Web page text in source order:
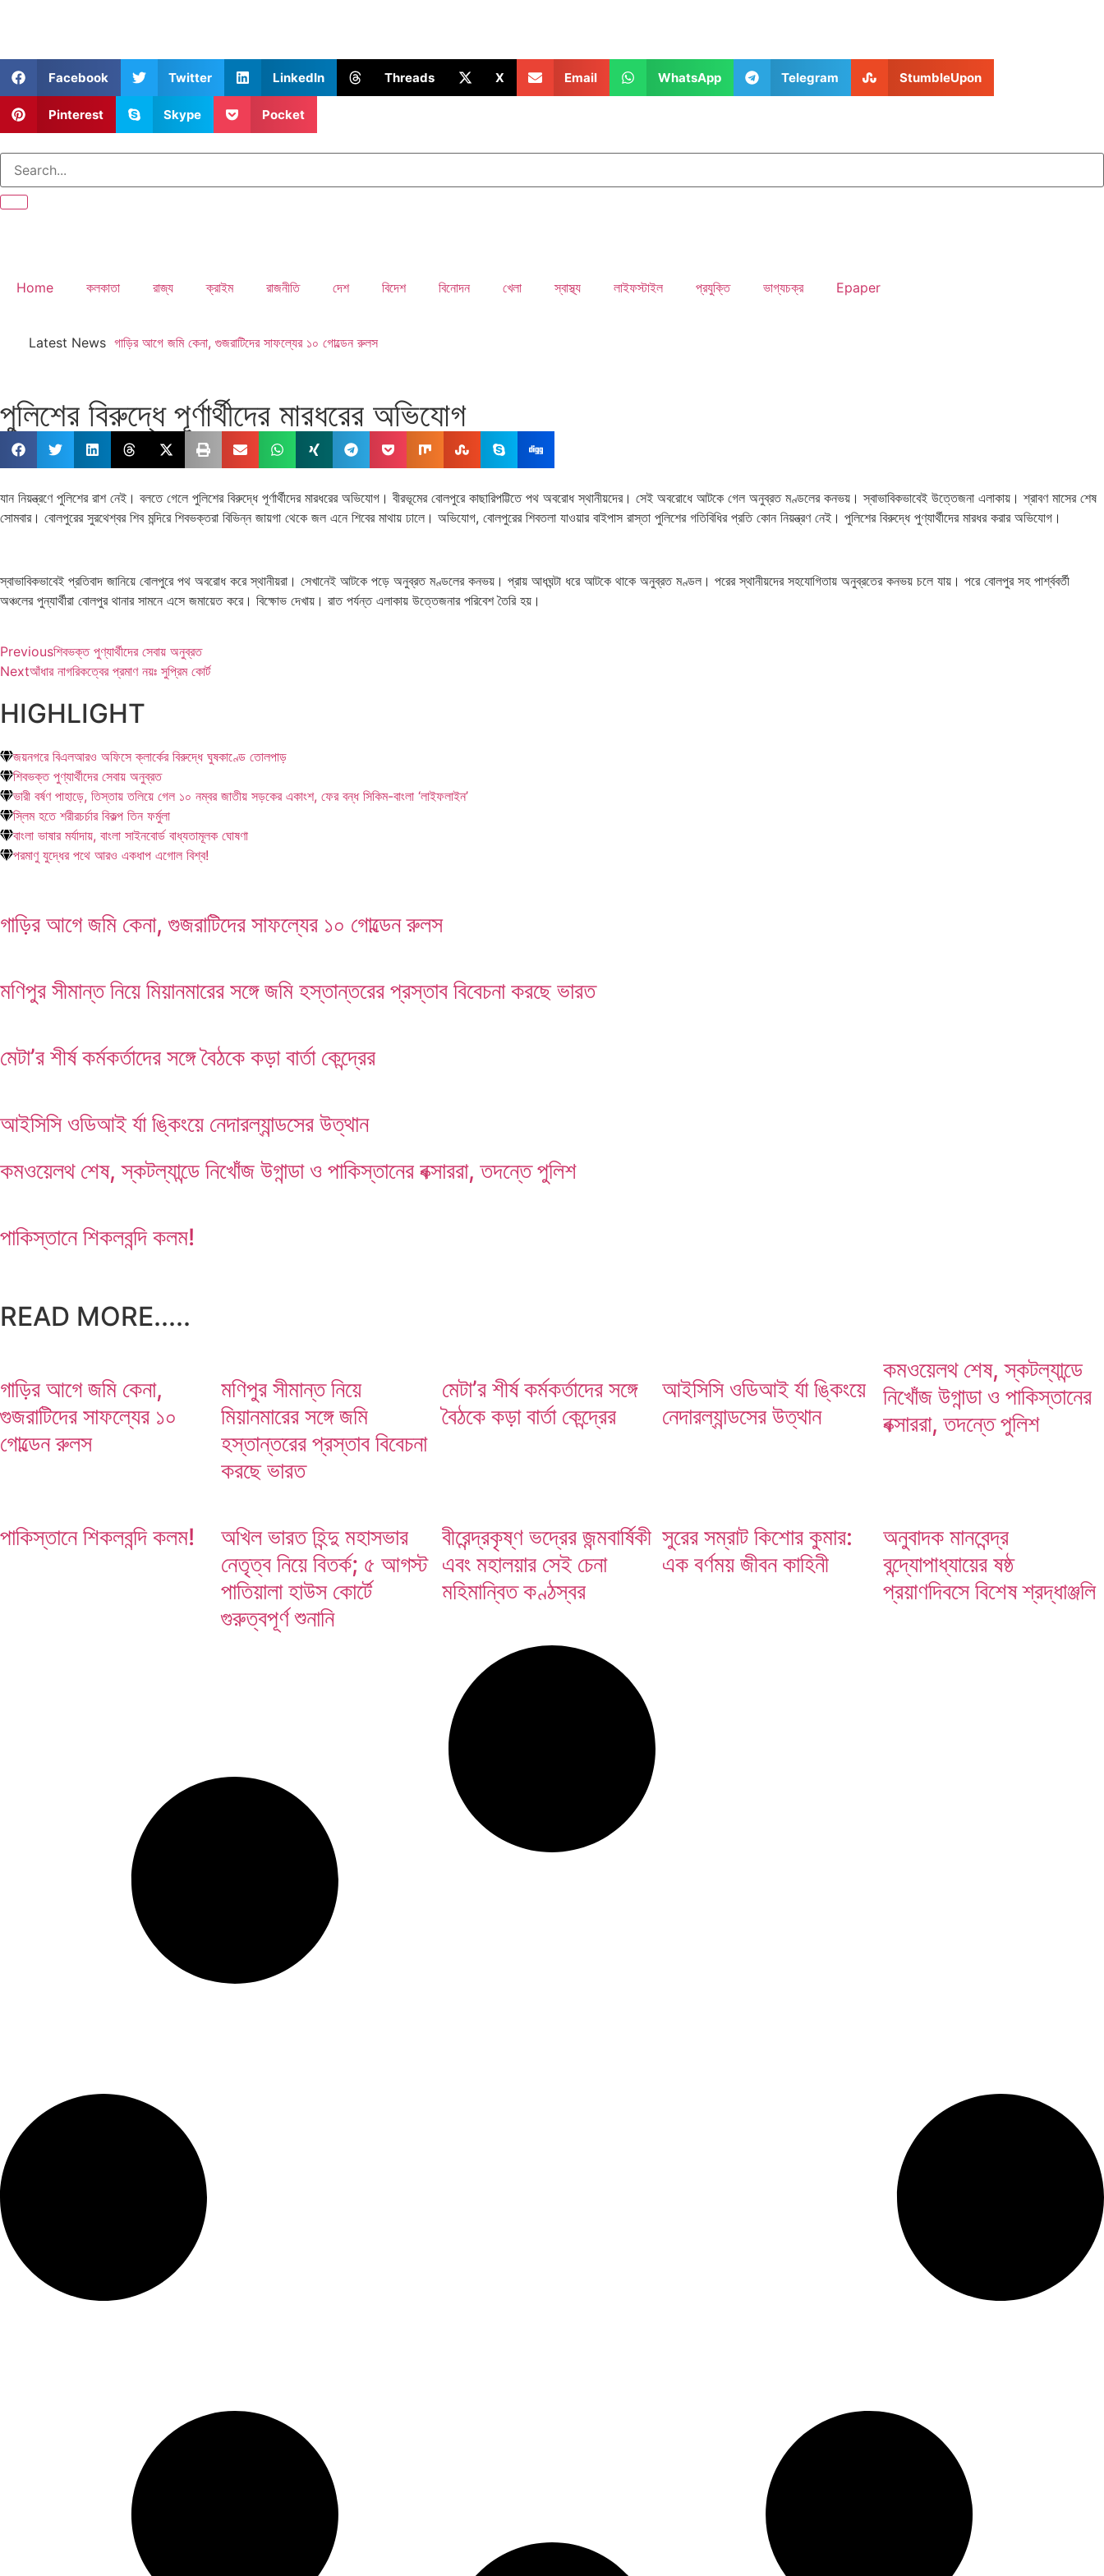
Facebook Twitter LinkedIn Threads X Email WhatsApp Telegram StumbleUpon
Pinterest Skype Pocket
Home কলকাতা রাজ্য ক্রাইম রাজনীতি দেশ বিদেশ বিনোদন খেলা স্বাস্থ্য লাইফস্টাইল প্রযুক্তি ভাগ্যচক্র Epaper
Latest News গাড়ির আগে জমি কেনা, গুজরাটিদের সাফল্যের ১০ গোল্ডেন রুলস
পুলিশের বিরুদ্ধে পূর্ণার্থীদের মারধরের অভিযোগ
যান নিয়ন্ত্রণে পুলিশের রাশ নেই। বলতে গেলে পুলিশের বিরুদ্ধে পূর্ণার্থীদের মারধরের অভিযোগ। বীরভূমের বোলপুরে কাছারিপট্টিতে পথ অবরোধ স্থানীয়দের। সেই অবরোধে আটকে গেল অনুব্রত মণ্ডলের কনভয়। স্বাভাবিকভাবেই উত্তেজনা এলাকায়। শ্রাবণ মাসের শেষ
সোমবার। বোলপুরের সুরথেশ্বর শিব মন্দিরে শিবভক্তরা বিভিন্ন জায়গা থেকে জল এনে শিবের মাথায় ঢালে। অভিযোগ, বোলপুরের শিবতলা যাওয়ার বাইপাস রাস্তা পুলিশের গতিবিধির প্রতি কোন নিয়ন্ত্রণ নেই। পুলিশের বিরুদ্ধে পুণ্যার্থীদের মারধর করার অভিযোগ।
স্বাভাবিকভাবেই প্রতিবাদ জানিয়ে বোলপুরে পথ অবরোধ করে স্থানীয়রা। সেখানেই আটকে পড়ে অনুব্রত মণ্ডলের কনভয়। প্রায় আধঘন্টা ধরে আটকে থাকে অনুব্রত মণ্ডল। পরের স্থানীয়দের সহযোগিতায় অনুব্রতের কনভয় চলে যায়। পরে বোলপুর সহ পার্শ্ববর্তী
অঞ্চলের পুন্যার্থীরা বোলপুর থানার সামনে এসে জমায়েত করে। বিক্ষোভ দেখায়। রাত পর্যন্ত এলাকায় উত্তেজনার পরিবেশ তৈরি হয়।
Previousশিবভক্ত পুণ্যার্থীদের সেবায় অনুব্রত
Nextআঁধার নাগরিকত্বের প্রমাণ নয়ঃ সুপ্রিম কোর্ট
HIGHLIGHT
জয়নগরে বিএলআরও অফিসে ক্লার্কের বিরুদ্ধে ঘুষকাণ্ডে তোলপাড়
শিবভক্ত পুণ্যার্থীদের সেবায় অনুব্রত
ভারী বর্ষণ পাহাড়ে, তিস্তায় তলিয়ে গেল ১০ নম্বর জাতীয় সড়কের একাংশ, ফের বন্ধ সিকিম-বাংলা ‘লাইফলাইন’
স্লিম হতে শরীরচর্চার বিকল্প তিন ফর্মুলা
বাংলা ভাষার মর্যাদায়, বাংলা সাইনবোর্ড বাধ্যতামূলক ঘোষণা
পরমাণু যুদ্ধের পথে আরও একধাপ এগোল বিশ্ব!
গাড়ির আগে জমি কেনা, গুজরাটিদের সাফল্যের ১০ গোল্ডেন রুলস
মণিপুর সীমান্ত নিয়ে মিয়ানমারের সঙ্গে জমি হস্তান্তরের প্রস্তাব বিবেচনা করছে ভারত
মেটা’র শীর্ষ কর্মকর্তাদের সঙ্গে বৈঠকে কড়া বার্তা কেন্দ্রের
আইসিসি ওডিআই র্যা ঙ্কিংয়ে নেদারল্যান্ডসের উত্থান
কমওয়েলথ শেষ, স্কটল্যান্ডে নিখোঁজ উগান্ডা ও পাকিস্তানের বক্সাররা, তদন্তে পুলিশ
পাকিস্তানে শিকলবন্দি কলম!
READ MORE.....
গাড়ির আগে জমি কেনা,
গুজরাটিদের সাফল্যের ১০
গোল্ডেন রুলস
মণিপুর সীমান্ত নিয়ে
মিয়ানমারের সঙ্গে জমি
হস্তান্তরের প্রস্তাব বিবেচনা
করছে ভারত
মেটা’র শীর্ষ কর্মকর্তাদের সঙ্গে
বৈঠকে কড়া বার্তা কেন্দ্রের
আইসিসি ওডিআই র্যা ঙ্কিংয়ে
নেদারল্যান্ডসের উত্থান
কমওয়েলথ শেষ, স্কটল্যান্ডে
নিখোঁজ উগান্ডা ও পাকিস্তানের
বক্সাররা, তদন্তে পুলিশ
পাকিস্তানে শিকলবন্দি কলম!
অখিল ভারত হিন্দু মহাসভার
নেতৃত্ব নিয়ে বিতর্ক; ৫ আগস্ট
পাতিয়ালা হাউস কোর্টে
গুরুত্বপূর্ণ শুনানি
বীরেন্দ্রকৃষ্ণ ভদ্রের জন্মবার্ষিকী
এবং মহালয়ার সেই চেনা
মহিমান্বিত কণ্ঠস্বর
সুরের সম্রাট কিশোর কুমার:
এক বর্ণময় জীবন কাহিনী
অনুবাদক মানবেন্দ্র
বন্দ্যোপাধ্যায়ের ষষ্ঠ
প্রয়াণদিবসে বিশেষ শ্রদ্ধাঞ্জলি